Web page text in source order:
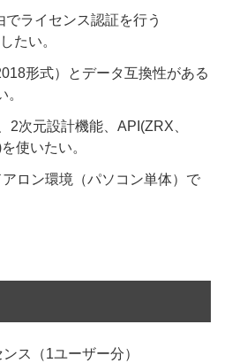
ライセンス認証を行う
たい。
形式）とデータ互換性がある
2次元設計機能、API(ZRX、
使いたい。
ロン環境（パソコン単体）で
ス（1ユーザー分）